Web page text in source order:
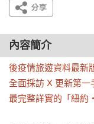
內容簡介
後疫情旅遊資料最新
全面採訪 X 更新第一
最完整詳實的「紐約